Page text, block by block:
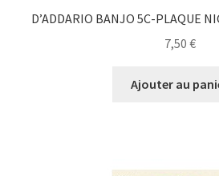
D’ADDARIO BANJO 5C-PLAQUE
7,50 €
Ajouter au